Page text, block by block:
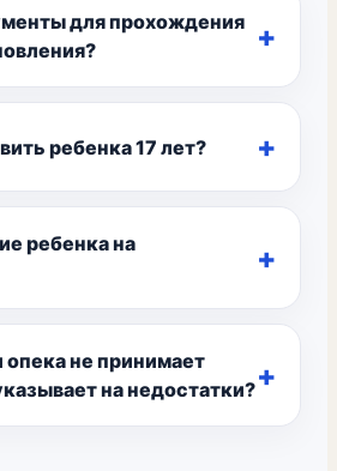
для прохождения
ребенка 17 лет?
ребенка на
опека не принимает
на недостатки?